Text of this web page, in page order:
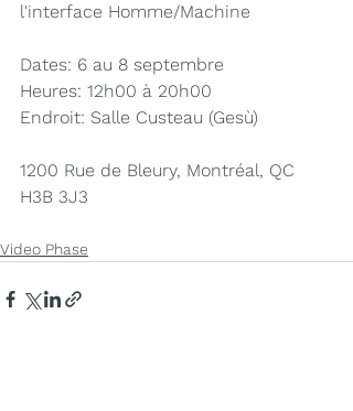
l'interface Homme/Machine
Dates: 6 au 8 septembre
Heures: 12h00 à 20h00
Endroit: Salle Custeau (Gesù)
1200 Rue de Bleury, Montréal, QC
H3B 3J3
Video Phase